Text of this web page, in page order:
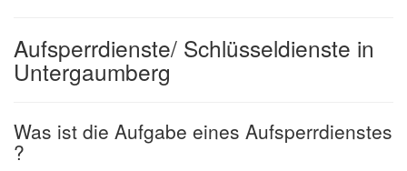
Aufsperrdienste/ Schlüsseldienste in
Untergaumberg
Was ist die Aufgabe eines Aufsperrdienstes
?